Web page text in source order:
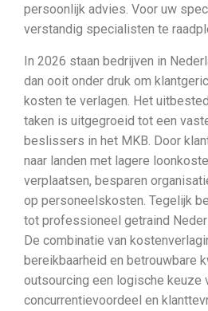
persoonlijk advies. Voor uw
verstandig specialisten te
In 2026 staan bedrijven in
dan ooit onder druk om
kosten te verlagen. Het
taken is uitgegroeid tot een
beslissers in het MKB. Door
naar landen met lagere
verplaatsen, besparen
op personeelskosten. Tegelijk
tot professioneel getraind
De combinatie van
bereikbaarheid en betrouwbare
outsourcing een logische keuze
concurrentievoordeel en